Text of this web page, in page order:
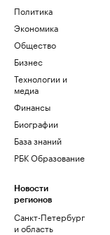
Политика
Экономика
Общество
Бизнес
Технологии и
медиа
Финансы
Биографии
База знаний
РБК Образование
Новости
регионов
Санкт-Петербург
и область